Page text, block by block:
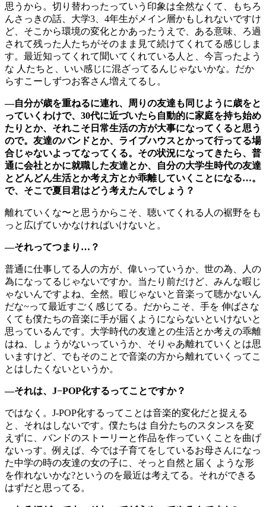
思うから。切り替わったっていう印象は全然なくて、もちろ
んさっきの話、大学3、4年生がメイン層かもしれないですけ
ど、そこから環境の変化とかあったうえで、ある意味、ろ過
されて残った人たちがそのまま見て続けてくれてる感じしま
す。最近知ってくれて聞いてくれている人と、今言ったよう
な 人たちと、いい感じに混ざってるんじゃないかな。だか
らすこーしずつお客さん増えてるし。
―自分が歳を重ねるに連れ、周りの友達も同じように歳をと
っていくわけで、30代に近づいたら自動的に家庭を持ち始め
たりとか、それこそ日常生活の方が大事になってくると思う
ので。友達のバンドとか、ライブハウスとかって行ってる場
合じゃないよってなってくる。その状況になってきたら、普
通に会社とかに就職した友達とか、自分の大学生時代の友達
とどんどん生活とか考え方とか乖離していくことになる…。
で、そこで夏目君はどう考えたんでしょう？
離れていくな〜と思うからこそ、聴いてくれる人の裾野をも
っと広げていかなければいけないと。
―それってつまり…？
普通に仕事してる人の方が、偉いっていうか、世の為、人の
為になってるじゃないですか。当たり前だけど、みんな暇じ
ゃないんですよね、全然。暇じゃないと音楽って聴かないん
だな~って最近すごく感じてる。だからこそ、手を 伸ばさな
くても僕たちの音楽に手が届くようにならないといけないと
思っているんです。大学時代の友達との生活とか考えの乖離
はね、しょうがないっていうか、そりゃあ離れていくとは思
いますけど、でもそのことで音楽の方から離れていくってこ
とはしたくないというか。
―それは、J−POP化するってことですか？
ではなく。J-POP化するってことは音楽的変化だと捉える
と、それはしないです。僕たちは 自分たちのスタンスを変
えずに、バンドのストーリーと作品を作っていくことを曲げ
ないっす。例えば、今では子育てをしているお母さんになっ
た中学の時の友達の女の子に、そっと自然と届く ような形
を作れないかな?というのを最近は考えてる。それができる
はずだと思ってる。